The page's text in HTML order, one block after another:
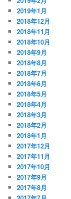
2019年1月
2018年12月
2018年11月
2018年10月
2018年9月
2018年8月
2018年7月
2018年6月
2018年5月
2018年4月
2018年3月
2018年2月
2018年1月
2017年12月
2017年11月
2017年10月
2017年9月
2017年8月